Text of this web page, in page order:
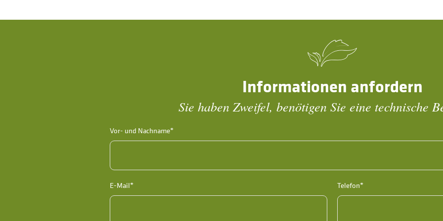
Informationen anfordern
Sie haben Zweifel, benötigen Sie eine technische
Vor- und Nachname*
E-Mail* Telefon*